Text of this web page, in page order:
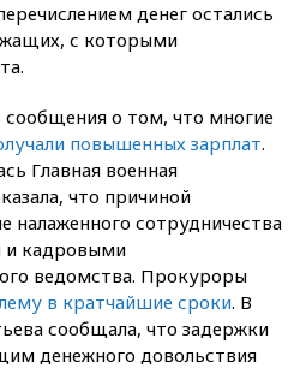
денег остались
с которыми
о том, что многие
повышенных зарплат.
Главная военная
что причиной
налаженного сотрудничества
и кадровыми
ведомства. Прокуроры
в кратчайшие сроки. В
сообщала, что задержки
денежного довольствия